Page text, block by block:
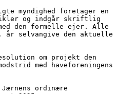
myndighed foretager en
og indgår skriftlig
den formelle ejer. Alle
selvangive den aktuelle
om projekt den
med haveforeningens
Jærnens ordinære